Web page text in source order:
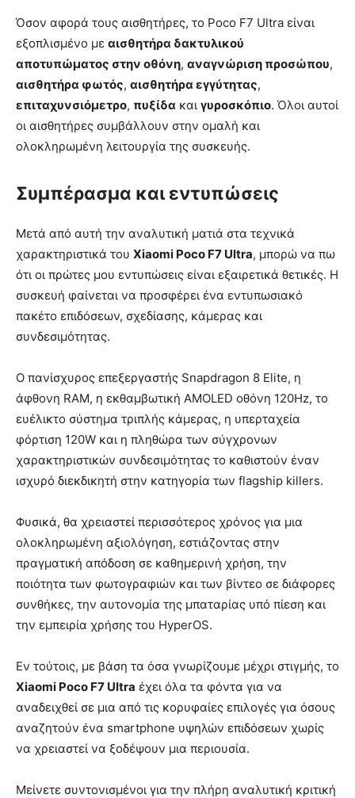
Όσον αφορά τους αισθητήρες, το Poco F7 Ultra είναι
εξοπλισμένο με αισθητήρα δακτυλικού
αποτυπώματος στην οθόνη, αναγνώριση προσώπου,
αισθητήρα φωτός, αισθητήρα εγγύτητας,
επιταχυνσιόμετρο, πυξίδα και γυροσκόπιο. Όλοι αυτοί
οι αισθητήρες συμβάλλουν στην ομαλή και
ολοκληρωμένη λειτουργία της συσκευής.
Συμπέρασμα και εντυπώσεις
Μετά από αυτή την αναλυτική ματιά στα τεχνικά
χαρακτηριστικά του Xiaomi Poco F7 Ultra, μπορώ να πω
ότι οι πρώτες μου εντυπώσεις είναι εξαιρετικά θετικές. Η
συσκευή φαίνεται να προσφέρει ένα εντυπωσιακό
πακέτο επιδόσεων, σχεδίασης, κάμερας και
συνδεσιμότητας.
Ο πανίσχυρος επεξεργαστής Snapdragon 8 Elite, η
άφθονη RAM, η εκθαμβωτική AMOLED οθόνη 120Hz, το
ευέλικτο σύστημα τριπλής κάμερας, η υπερταχεία
φόρτιση 120W και η πληθώρα των σύγχρονων
χαρακτηριστικών συνδεσιμότητας το καθιστούν έναν
ισχυρό διεκδικητή στην κατηγορία των flagship killers.
Φυσικά, θα χρειαστεί περισσότερος χρόνος για μια
ολοκληρωμένη αξιολόγηση, εστιάζοντας στην
πραγματική απόδοση σε καθημερινή χρήση, την
ποιότητα των φωτογραφιών και των βίντεο σε διάφορες
συνθήκες, την αυτονομία της μπαταρίας υπό πίεση και
την εμπειρία χρήσης του HyperOS.
Εν τούτοις, με βάση τα όσα γνωρίζουμε μέχρι στιγμής, το
Xiaomi Poco F7 Ultra έχει όλα τα φόντα για να
αναδειχθεί σε μια από τις κορυφαίες επιλογές για όσους
αναζητούν ένα smartphone υψηλών επιδόσεων χωρίς
να χρειαστεί να ξοδέψουν μια περιουσία.
Μείνετε συντονισμένοι για την πλήρη αναλυτική κριτική